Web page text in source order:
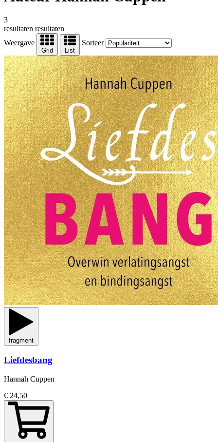
3
resultaten resultaten
Weergave
Grid List
Sorteer
fragment
Liefdesbang
Hannah Cuppen
€ 24,50